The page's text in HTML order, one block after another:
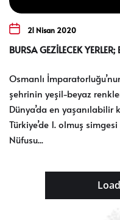
21 Nisan 2020
BURSA GEZİLECEK
Osmanlı
şehrinin yeşil-beyaz
Dünya’da en yaşanılabilir
Türkiye’de 1. olmuş
Nüfusu...